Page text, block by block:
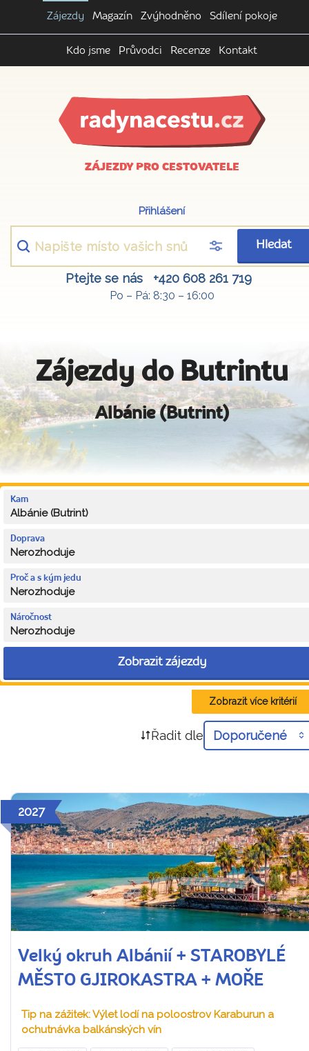
Zájezdy Magazín Zvýhodněno Sdílení pokoje
Kdo jsme Průvodci Recenze Kontakt
ZÁJEZDY PRO CESTOVATELE
Přihlášení
Hledat
Ptejte se nás +420 608 261 719
Po – Pá: 8:30 – 16:00
Zájezdy do Butrintu
Albánie (Butrint)
Kam
Albánie (Butrint)
Doprava
Nerozhoduje
Proč a s kým jedu
Nerozhoduje
Náročnost
Nerozhoduje
Zobrazit zájezdy
Zobrazit více kritérií
Řadit dle Doporučené
2027
Velký okruh Albánií + STAROBYLÉ
MĚSTO GJIROKASTRA + MOŘE
Tip na zážitek: Výlet lodí na poloostrov Karaburun a
ochutnávka balkánských vín